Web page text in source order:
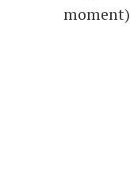
moment)